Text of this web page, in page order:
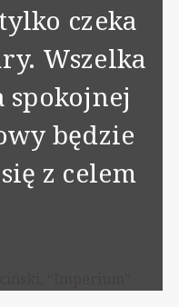
czeka
Wszelka
spo­kojnej
będzie
z celem